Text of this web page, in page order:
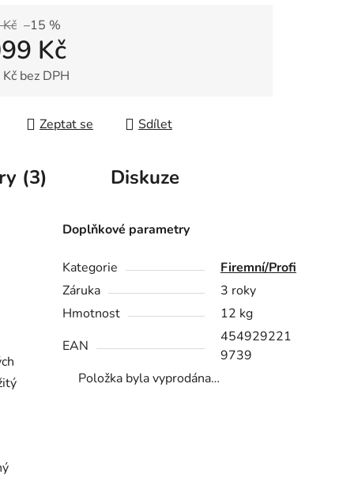
–15 %
Kč
bez DPH
Zeptat se Sdílet
(3) Diskuze
Doplňkové parametry
Kategorie
Firemní/Profi
Záruka
3 roky
Hmotnost
12 kg
EAN
454929221
9739
Položka byla vyprodána…